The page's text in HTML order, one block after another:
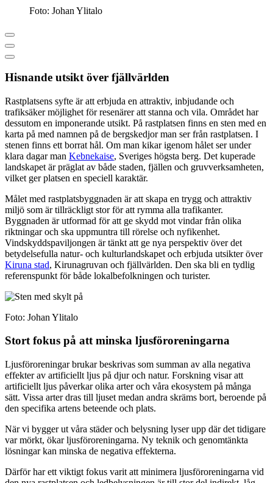
Foto: Johan Ylitalo
Hisnande utsikt över fjällvärlden
Rastplatsens syfte är att erbjuda en attraktiv, inbjudande och
trafiksäker möjlighet för resenärer att stanna och vila. Området har
dessutom en imponerande utsikt. På rastplatsen finns en sten med en
karta på med namnen på de bergskedjor man ser från rastplatsen. I
stenen finns ett borrat hål. Om man kikar igenom hålet ser under
klara dagar man Kebnekaise, Sveriges högsta berg. Det kuperade
landskapet är präglat av både staden, fjällen och gruvverksamheten,
vilket ger platsen en speciell karaktär.
Målet med rastplatsbyggnaden är att skapa en trygg och attraktiv
miljö som är tillräckligt stor för att rymma alla trafikanter.
Byggnaden är utformad för att ge skydd mot vindar från olika
riktningar och ska uppmuntra till rörelse och nyfikenhet.
Vindskyddspaviljongen är tänkt att ge nya perspektiv över det
betydelsefulla natur- och kulturlandskapet och erbjuda utsikter över
Kiruna stad, Kirunagruvan och fjällvärlden. Den ska bli en tydlig
referenspunkt för både lokalbefolkningen och turister.
Foto: Johan Ylitalo
Stort fokus på att minska ljusföroreningarna
Ljusföroreningar brukar beskrivas som summan av alla negativa
effekter av artificiellt ljus på djur och natur. Forskning visar att
artificiellt ljus påverkar olika arter och våra ekosystem på många
sätt. Vissa arter dras till ljuset medan andra skräms bort, beroende på
den specifika artens beteende och plats.
När vi bygger ut våra städer och belysning lyser upp där det tidigare
var mörkt, ökar ljusföroreningarna. Ny teknik och genomtänkta
lösningar kan minska de negativa effekterna.
Därför har ett viktigt fokus varit att minimera ljusföroreningarna vid